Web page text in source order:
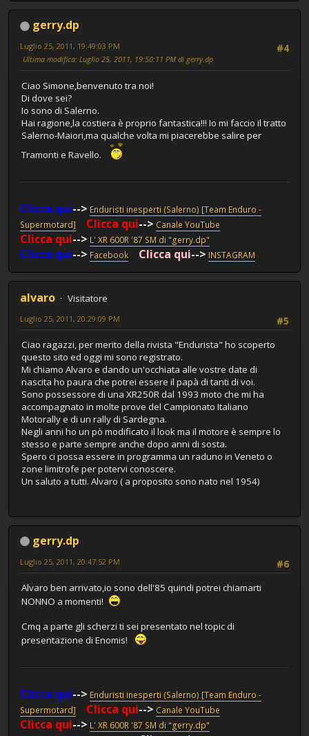
gerry.dp
#4
Luglio 25, 2011, 19:49:03 PM
Ultima modifica: Luglio 25, 2011, 19:50:11 PM di gerry.dp
Ciao Simone,benvenuto tra noi!
Di dove sei?
Io sono di Salerno.
Hai ragione,la costiera è proprio fantastica!!! Io mi faccio il tratto
Salerno-Maiori,ma qualche volta mi piacerebbe salire per
Tramonti e Ravello.
Clicca qui--> Enduristi inesperti (Salerno) [Team Enduro -
Supermotard]
Clicca qui--> Canale YouTube
Clicca qui--> L' XR 600R '87 SM di "gerry.dp"
Clicca qui--> Facebook Clicca qui--> INSTAGRAM
alvaro
Visitatore
#5
Luglio 25, 2011, 20:29:09 PM
Ciao ragazzi, per merito della rivista "Endurista" ho scoperto
questo sito ed oggi mi sono registrato.
Mi chiamo Alvaro e dando un'occhiata alle vostre date di
nascita ho paura che potrei essere il papà di tanti di voi.
Sono possessore di una XR250R dal 1993 moto che mi ha
accompagnato in molte prove del Campionato Italiano
Motorally e di un rally di Sardegna.
Negli anni ho un pò modificato il look ma il motore è sempre lo
stesso e parte sempre anche dopo anni di sosta.
Spero ci possa essere in programma un raduno in Veneto o
zone limitrofe per potervi conoscere.
Un saluto a tutti. Alvaro ( a proposito sono nato nel 1954)
gerry.dp
#6
Luglio 25, 2011, 20:47:52 PM
Alvaro ben arrivato,io sono dell'85 quindi potrei chiamarti
NONNO a momenti!
Cmq a parte gli scherzi ti sei presentato nel topic di
presentazione di Enomis!
Clicca qui--> Enduristi inesperti (Salerno) [Team Enduro -
Supermotard]
Clicca qui--> Canale YouTube
Clicca qui--> L' XR 600R '87 SM di "gerry.dp"